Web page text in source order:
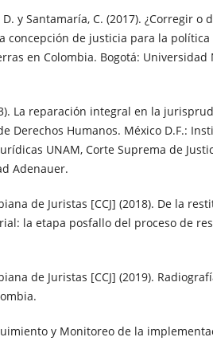
D. y Santamaría, C. (2017). ¿Corregir
concepción de justicia para la
en Colombia. Bogotá: Universidad
La reparación integral en la
Derechos Humanos. México D.F.:
UNAM, Corte Suprema de
Adenauer.
de Juristas [CCJ] (2018). De la
la etapa posfallo del proceso de
de Juristas [CCJ] (2019).
y Monitoreo de la